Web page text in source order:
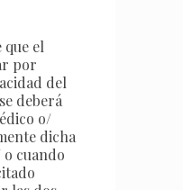
el
por
del
deberá
o/
dicha
cuando